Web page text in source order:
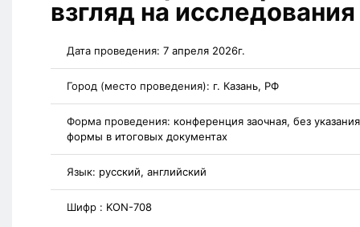
взгляд на исследования
Дата проведения: 7 апреля 2026г.
Город (место проведения): г. Казань, РФ
Форма проведения: конференция заочная, без указания
формы в итоговых документах
Язык: русский, английский
Шифр : KON-708